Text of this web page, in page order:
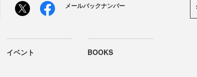
メールバックナンバー
イベント BOOKS